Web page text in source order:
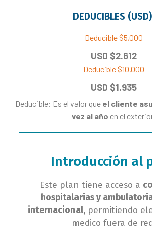
DEDUCIBLES
Deducible $5,000
USD $2.612
Deducible $10,000
USD $1.935
Deducible: Es el valor que el cliente
vez al año en el
Introducción al
Este plan tiene acceso a
hospitalarias y
internacional,permitiendo
medico fuera de